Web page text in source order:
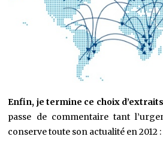
Enfin, je termine ce choix d’extraits
passe de commentaire tant
conserve toute son actualité en 2012 :